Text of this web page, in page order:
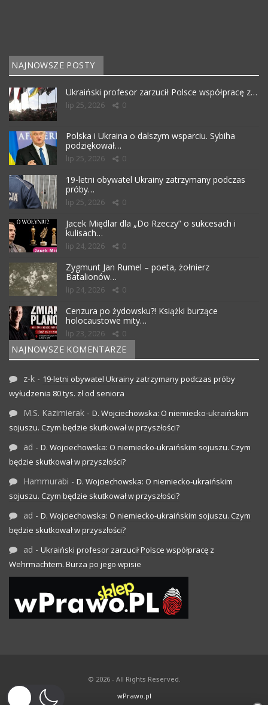
NAJNOWSZE POSTY
Ukraiński profesor zarzucił Polsce współpracę z…
lip 25, 2026 0
Polska i Ukraina o dalszym wsparciu. Sybiha
podziękował…
lip 25, 2026 0
19-letni obywatel Ukrainy zatrzymany podczas
próby…
lip 25, 2026 0
Jacek Międlar dla „Do Rzeczy” o sukcesach i
kulisach…
lip 24, 2026 0
Zygmunt Jan Rumel – poeta, żołnierz
Batalionów…
lip 24, 2026 0
Cenzura po żydowsku?! Książki burzące
holocaustowe mity…
lip 23, 2026 0
NAJNOWSZE KOMENTARZE
z-k - 19-letni obywatel Ukrainy zatrzymany podczas próby
wyłudzenia 80 tys. zł od seniora
M.S. Kazimierak - D. Wojciechowska: O niemiecko-ukraińskim
sojuszu. Czym będzie skutkował w przyszłości?
ad - D. Wojciechowska: O niemiecko-ukraińskim sojuszu. Czym
będzie skutkował w przyszłości?
Hammurabi - D. Wojciechowska: O niemiecko-ukraińskim
sojuszu. Czym będzie skutkował w przyszłości?
ad - D. Wojciechowska: O niemiecko-ukraińskim sojuszu. Czym
będzie skutkował w przyszłości?
ad - Ukraiński profesor zarzucił Polsce współpracę z
Wehrmachtem. Burza po jego wpisie
© 2026 - All Rights Reserved.
wPrawo.pl